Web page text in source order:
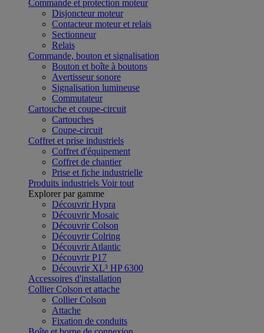
Commande et protection moteur
Disjoncteur moteur
Contacteur moteur et relais
Sectionneur
Relais
Commande, bouton et signalisation
Bouton et boîte à boutons
Avertisseur sonore
Signalisation lumineuse
Commutateur
Cartouche et coupe-circuit
Cartouches
Coupe-circuit
Coffret et prise industriels
Coffret d'équipement
Coffret de chantier
Prise et fiche industrielle
Produits industriels Voir tout
Explorer par gamme
Découvrir Hypra
Découvrir Mosaic
Découvrir Colson
Découvrir Colring
Découvrir Atlantic
Découvrir P17
Découvrir XL³ HP 6300
Accessoires d'installation
Collier Colson et attache
Collier Colson
Attache
Fixation de conduits